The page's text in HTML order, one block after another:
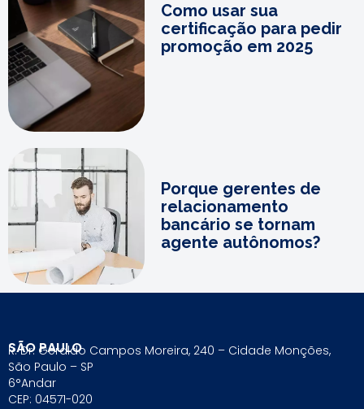
Como usar sua
certificação para pedir
promoção em 2025
Porque gerentes de
relacionamento
bancário se tornam
agente autônomos?
SÃO PAULO
R. Dr. Geraldo Campos Moreira, 240 – Cidade Monções,
São Paulo – SP
6°Andar
CEP: 04571-020